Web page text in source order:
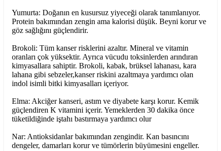
Yumurta: Doğanın en kusursuz yiyeceği olarak tanımlanıyor.
Protein bakımından zengin ama kalorisi düşük. Beyni korur ve
göz sağlığını güçlendirir.
Brokoli: Tüm kanser risklerini azaltır. Mineral ve vitamin
oranları çok yüksektir. Ayrıca vücudu toksinlerden arındıran
kimyasallara sahiptir. Brokoli, kabak, brüksel lahanası, kara
lahana gibi sebzeler,kanser riskini azaltmaya yardımcı olan
indol isimli bitki kimyasalları içeriyor.
Elma: Akciğer kanseri, astım ve diyabete karşı korur. Kemik
güçlendiren K vitamini içerir. Yemeklerden 30 dakika önce
tüketildiğinde iştahı bastırmaya yardımcı olur
Nar: Antioksidanlar bakımından zengindir. Kan basıncını
dengeler, damarları korur ve tümörlerin büyümesini engeller.